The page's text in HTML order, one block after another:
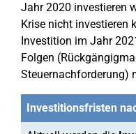
Jahr 2020 investieren
Krise nicht investieren
Investition im Jahr
Folgen
Steuernachforderung)
Investitionsfristen